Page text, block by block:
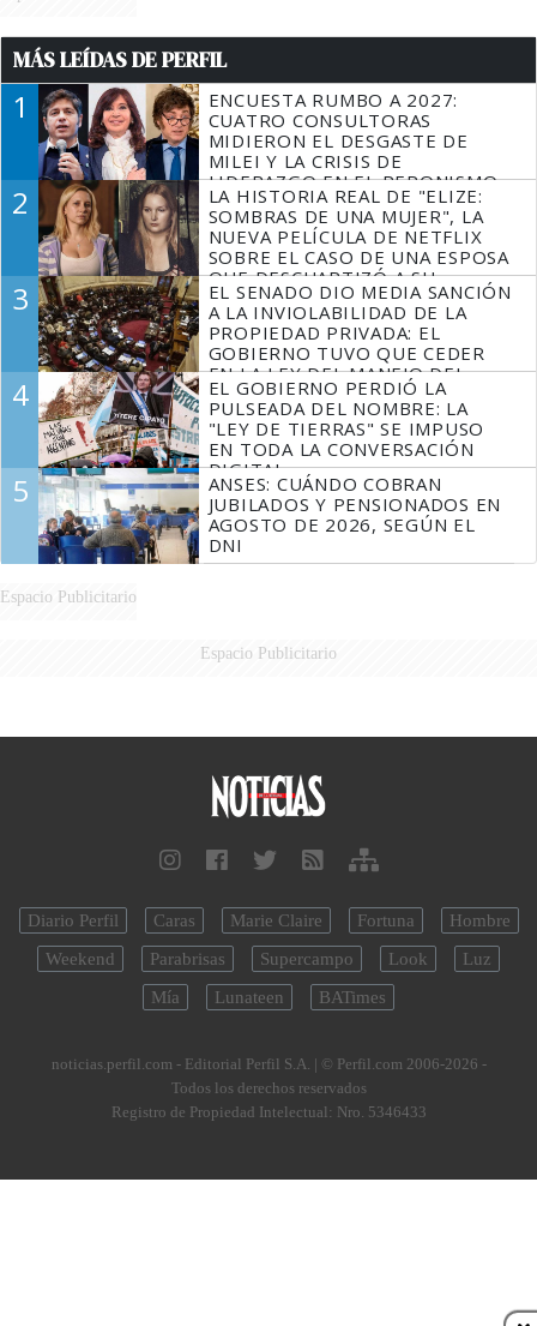
MÁS LEÍDAS DE PERFIL
1
ENCUESTA RUMBO A 2027:
CUATRO CONSULTORAS
MIDIERON EL DESGASTE DE
MILEI Y LA CRISIS DE
LIDERAZGO EN EL PERONISMO
2
LA HISTORIA REAL DE "ELIZE:
SOMBRAS DE UNA MUJER", LA
NUEVA PELÍCULA DE NETFLIX
SOBRE EL CASO DE UNA ESPOSA
QUE DESCUARTIZÓ A SU
MARIDO
3
EL SENADO DIO MEDIA SANCIÓN
A LA INVIOLABILIDAD DE LA
PROPIEDAD PRIVADA: EL
GOBIERNO TUVO QUE CEDER
EN LA LEY DEL MANEJO DEL
FUEGO
4
EL GOBIERNO PERDIÓ LA
PULSEADA DEL NOMBRE: LA
"LEY DE TIERRAS" SE IMPUSO
EN TODA LA CONVERSACIÓN
DIGITAL
5
ANSES: CUÁNDO COBRAN
JUBILADOS Y PENSIONADOS EN
AGOSTO DE 2026, SEGÚN EL
DNI
Espacio Publicitario
Espacio Publicitario
Diario Perfil Caras Marie Claire Fortuna
Hombre
Weekend
Parabrisas Supercampo Look
Luz
Mía
Lunateen BATimes
noticias.perfil.com - Editorial Perfil S.A. | © Perfil.com 2006-2026 -
Todos los derechos reservados
Registro de Propiedad Intelectual: Nro. 5346433